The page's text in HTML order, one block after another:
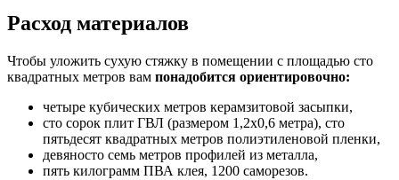
Расход материалов
Чтобы уложить сухую стяжку в помещении с площадью сто
квадратных метров вам понадобится ориентировочно:
четыре кубических метров керамзитовой засыпки,
сто сорок плит ГВЛ (размером 1,2х0,6 метра), сто
пятьдесят квадратных метров полиэтиленовой пленки,
девяносто семь метров профилей из металла,
пять килограмм ПВА клея, 1200 саморезов.